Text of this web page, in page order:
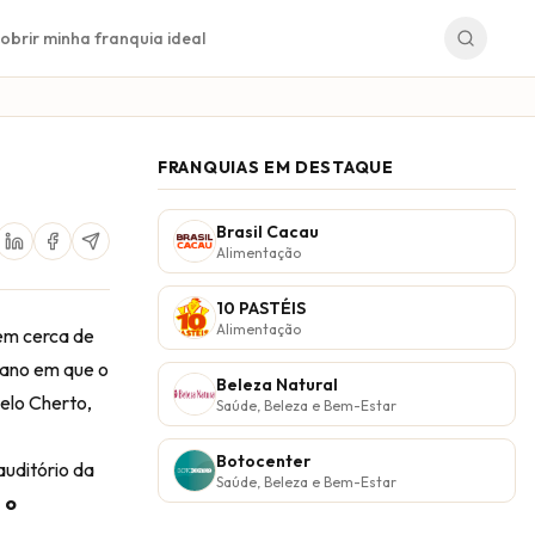
minha franquia ideal
cerca de
em que o
Cherto,
da
o
FRANQUIAS EM DESTAQUE
Brasil Cacau
Alimentação
10 PASTÉIS
Alimentação
Beleza Natural
Saúde, Beleza e Bem-Estar
Botocenter
Saúde, Beleza e Bem-Estar